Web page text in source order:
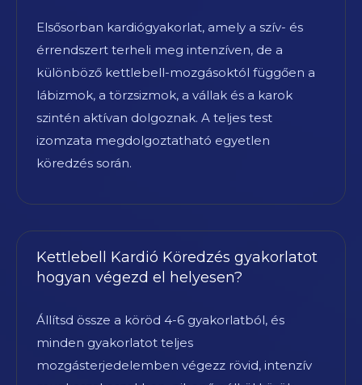
Elsősorban kardiógyakorlat, amely a szív- és
érrendszert terheli meg intenzíven, de a
különböző kettlebell-mozgásoktól függően a
lábizmok, a törzsizmok, a vállak és a karok
szintén aktívan dolgoznak. A teljes test
izomzata megdolgoztatható egyetlen
köredzés során.
Kettlebell Kardió Köredzés gyakorlatot
hogyan végezd el helyesen?
Állítsd össze a köröd 4-6 gyakorlatból, és
minden gyakorlatot teljes
mozgásterjedelemben végezz rövid, intenzív